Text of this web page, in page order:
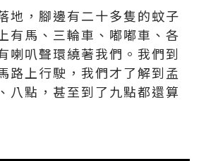
地，腳邊有二十多隻的蚊子
有馬、三輪車、嘟嘟車、各
喇叭聲環繞著我們。我們到
路上行駛，我們才了解到孟
八點，甚至到了九點都還算